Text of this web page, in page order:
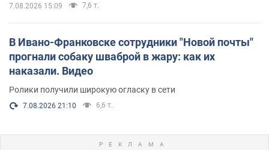
7.08.2026 15:09 7,6 т.
В Ивано-Франковске сотрудники "Новой почты"
прогнали собаку шваброй в жару: как их
наказали. Видео
Ролики получили широкую огласку в сети
7.08.2026 21:10 6,6 т.